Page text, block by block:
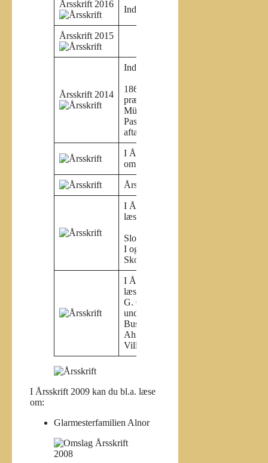
Årsskrift 2016
Indhold:
Årsskrift 2015
Årsskrift 2014
Indhold:
1864-2014 “En sønderjydsk
præstegaard i 1864″Paludan-
Müllers død, 70 årTheophil
PastwaEn gårdhandel og
aftægtskontrakt i Kværs 1811
I Årsskrift 2013 kan du læse
om:
Årsskrift 2012:
I Årsskrift 2011 kan du bl.a.
læse om:
Slotsgade 24
I og omkring Bækken
Skolegang i Bækken
I Årsskrift 2010 kan du bl.a.
læse om:
G. O. Hansens oplevelser
under besættelsen
Buskmosevej
Ahlfeldvej 3
Villads Uldall
I Årsskrift 2009 kan du bl.a. læse
om:
Glarmesterfamilien Alnor